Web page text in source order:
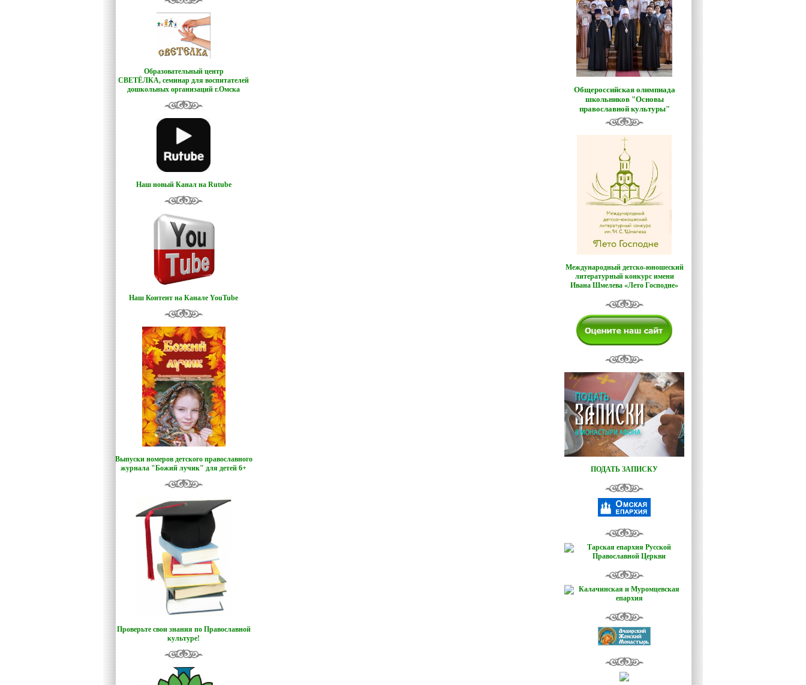
Образовательный центр
СВЕТЁЛКА, семинар для воспитателей
дошкольных организаций г.Омска
Наш новый Канал на Rutube
Наш Контент на Канале YouTube
Выпуски номеров детского православного
журнала "Божий лучик" для детей 6+
Проверьте свои знания по Православной
культуре!
Общероссийская олимпиада
школьников "Основы
православной культуры"
Международный детско-юношеский
литературный конкурс имени
Ивана Шмелева «Лето Господне»
ПОДАТЬ ЗАПИСКУ